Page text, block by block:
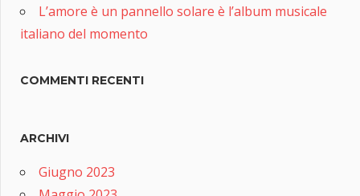
L’amore è un pannello solare è l’album musicale
italiano del momento
COMMENTI RECENTI
ARCHIVI
Giugno 2023